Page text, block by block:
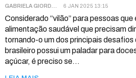
6 JAN 2025 13:15
Considerado “vilão” para pessoas
alimentação saudável que precisam
tornando-o um dos principais
brasileiro possui um paladar para
açúcar, é preciso se…